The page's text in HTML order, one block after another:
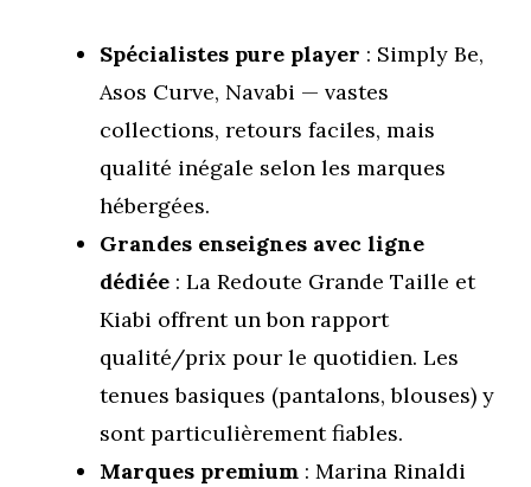
Spécialistes pure player : Simply Be,
Asos Curve, Navabi — vastes
collections, retours faciles, mais
qualité inégale selon les marques
hébergées.
Grandes enseignes avec ligne
dédiée : La Redoute Grande Taille et
Kiabi offrent un bon rapport
qualité/prix pour le quotidien. Les
tenues basiques (pantalons, blouses) y
sont particulièrement fiables.
Marques premium : Marina Rinaldi